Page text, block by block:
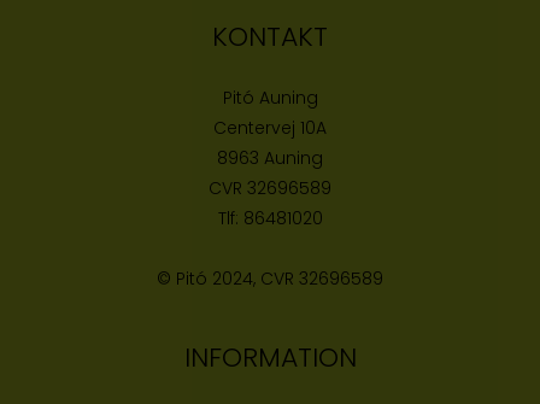
KONTAKT
Pitó Auning
Centervej 10A
8963 Auning
CVR 32696589
Tlf: 86481020
© Pitó 2024, CVR 32696589
INFORMATION